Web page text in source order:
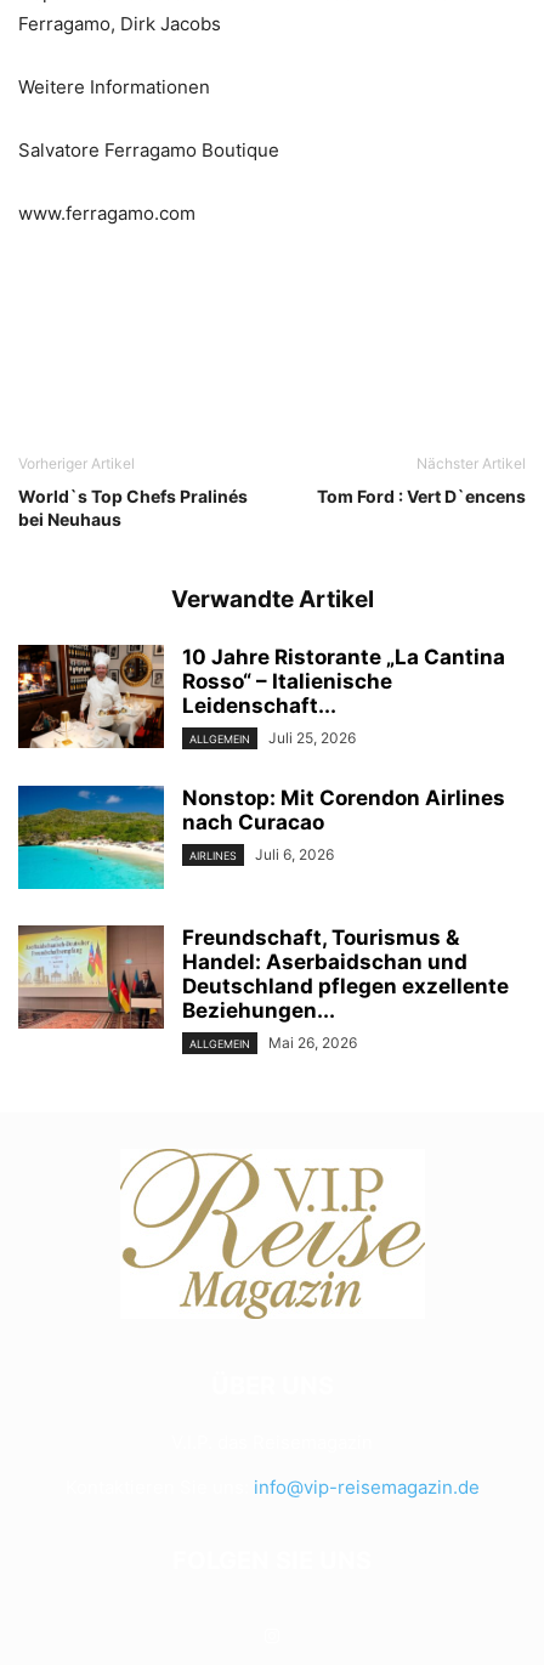
Ferragamo, Dirk Jacobs
Weitere Informationen
Salvatore Ferragamo Boutique
www.ferragamo.com
Vorheriger Artikel
World`s Top Chefs Pralinés
bei Neuhaus
Nächster Artikel
Tom Ford : Vert D`encens
Verwandte Artikel
10 Jahre Ristorante „La Cantina
Rosso“ – Italienische
Leidenschaft...
ALLGEMEIN Juli 25, 2026
Nonstop: Mit Corendon Airlines
nach Curacao
AIRLINES Juli 6, 2026
Freundschaft, Tourismus &
Handel: Aserbaidschan und
Deutschland pflegen exzellente
Beziehungen...
ALLGEMEIN Mai 26, 2026
info@vip-reisemagazin.de